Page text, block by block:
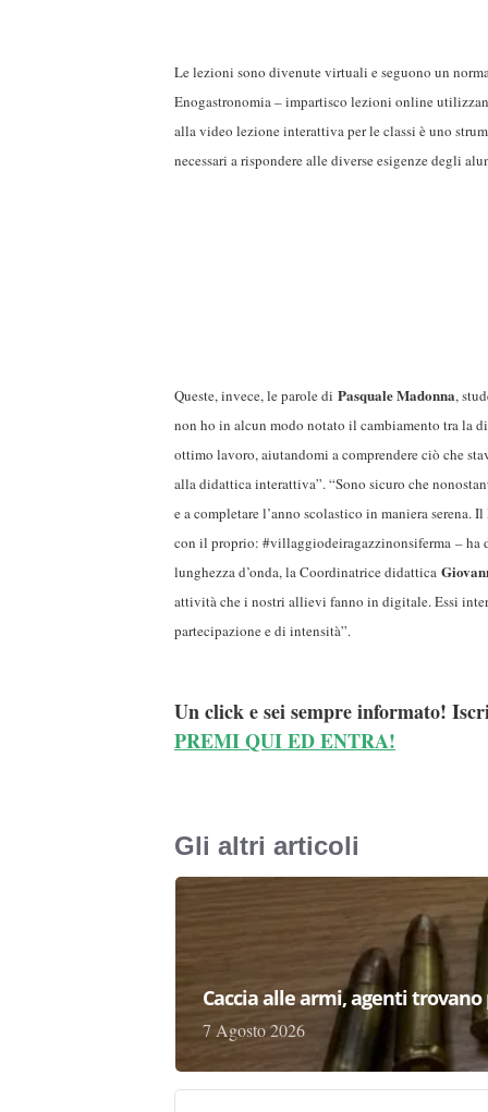
Le lezioni sono divenute virtuali e seguono un
Enogastronomia – impartisco lezioni online
alla video lezione interattiva per le classi è uno
necessari a rispondere alle diverse esigenze degli
Queste, invece, le parole di Pasquale Madonna,
non ho in alcun modo notato il cambiamento tra la
ottimo lavoro, aiutandomi a comprendere ciò che
alla didattica interattiva”. “Sono sicuro che
e a completare l’anno scolastico in maniera
con il proprio: #villaggiodeiragazzinonsiferma – ha
lunghezza d’onda, la Coordinatrice didattica
attività che i nostri allievi fanno in digitale. Essi
partecipazione e di intensità”.
Un click e sei sempre informato!
PREMI QUI ED ENTRA!
Gli altri articoli
Caccia alle armi, agenti
7 Agosto 2026